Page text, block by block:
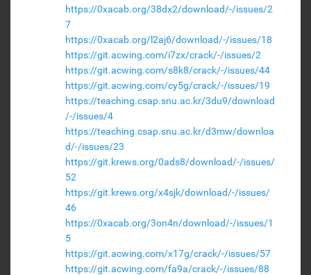
https://0xacab.org/38dx2/download/-/issues/2
7
https://0xacab.org/l2aj6/download/-/issues/18
https://git.acwing.com/i7zx/crack/-/issues/2
https://git.acwing.com/s8k8/crack/-/issues/44
https://git.acwing.com/cy5g/crack/-/issues/19
https://teaching.csap.snu.ac.kr/3du9/download
/-/issues/4
https://teaching.csap.snu.ac.kr/d3mw/downloa
d/-/issues/23
https://git.krews.org/0ads8/download/-/issues/
52
https://git.krews.org/x4sjk/download/-/issues/
46
https://0xacab.org/3on4n/download/-/issues/1
5
https://git.acwing.com/x17g/crack/-/issues/57
https://git.acwing.com/fa9a/crack/-/issues/88